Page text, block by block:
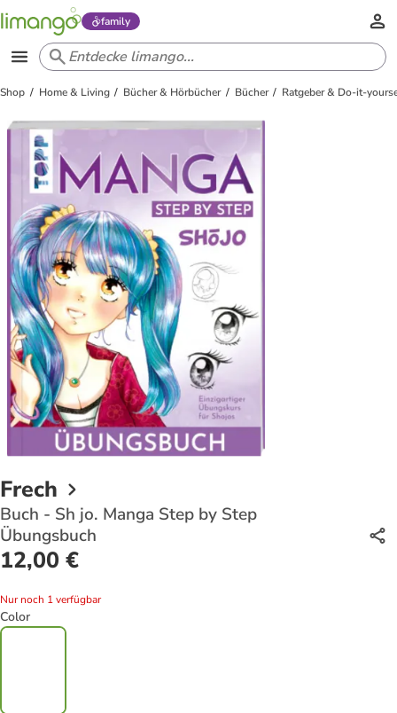
family
Shop Home & Living Bücher & Hörbücher Bücher Ratgeber & Do-it-
Frech
Buch - Sh jo. Manga Step by Step
Übungsbuch
12,00 €
Nur noch 1 verfügbar
Color